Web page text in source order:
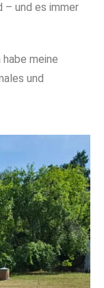
– und es immer
meine
und